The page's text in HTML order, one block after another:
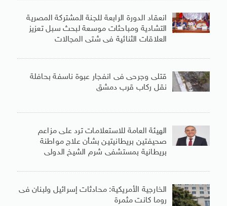
انعقاد الدورة الرابعة للجنة المشتركة المصرية
التشادية ومباحثات موسعة لبحث سبل تعزيز
العلاقات الثنائية فى شتى المجالات
قتلى وجرحى فى انفجار عبوة ناسفة بحافلة
نقل ركاب قرب دمشق
الهيئة العامة للاستعلامات ترد على مزاعم
صحيفتين بريطانيتين بشأن علاج مواطنة
بريطانية بمستشفى شرم الشيخ الدولى
الخارجية الأمريكية: محادثات إسرائيل ولبنان فى
روما كانت مثمرة